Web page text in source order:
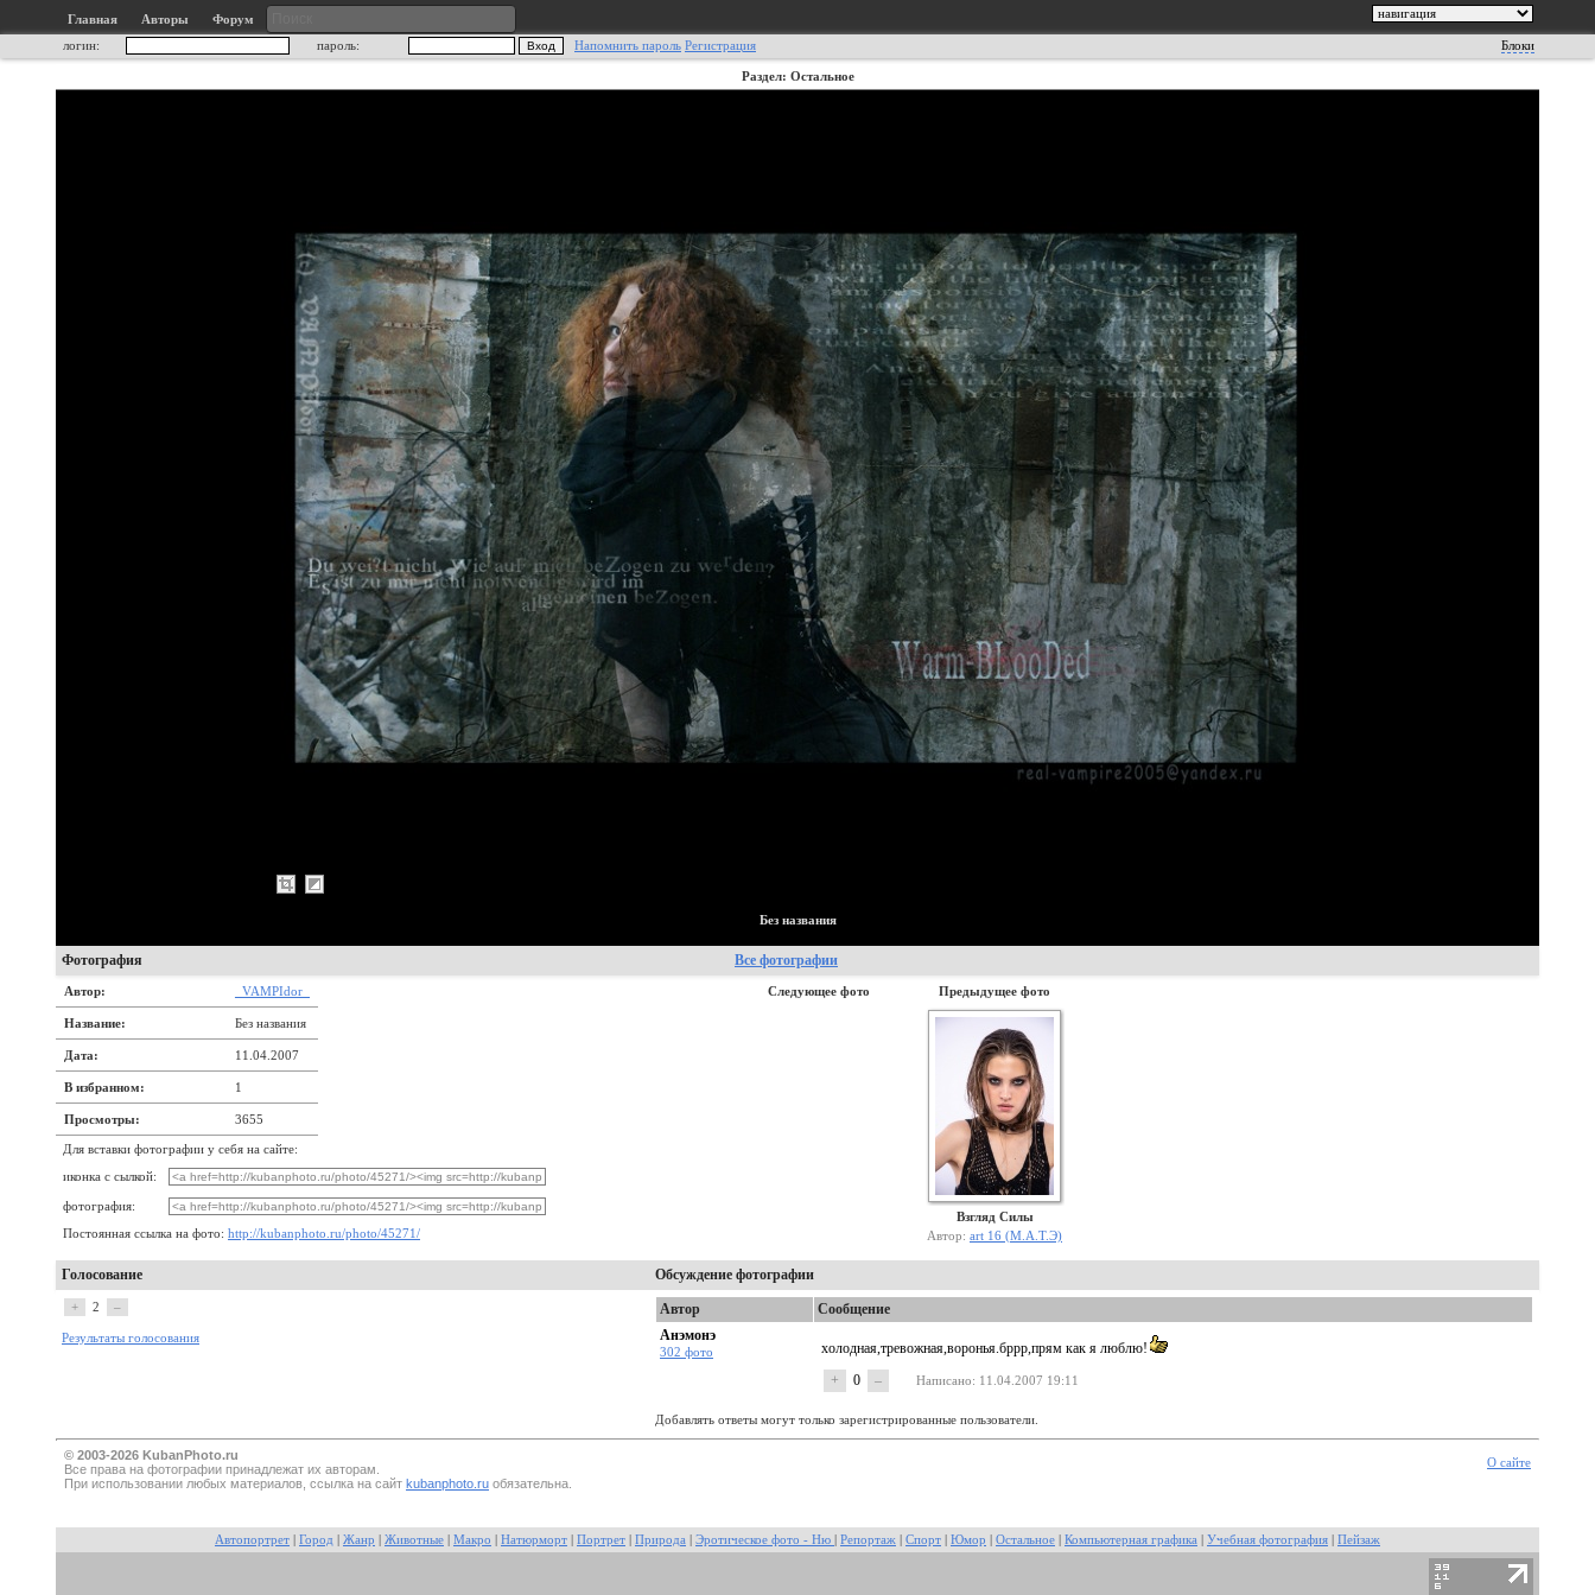
Главная Авторы
Форум
логин:
пароль: Напомнить пароль Регистрация Блоки
Раздел: Остальное
Без названия
Фотография Все фотографии
Автор: _VAMPIdor_
Название: Без названия
Дата: 11.04.2007
В избранном: 1
Просмотры: 3655
Для вставки фотографии у себя на сайте:
иконка с сылкой:
фотография:
Постоянная ссылка на фото: http://kubanphoto.ru/photo/45271/
Следующее фото Предыдущее фото
Взгляд Силы
Автор: art 16 (М.А.Т.Э)
Голосование Обсуждение фотографии
+ 2 –
Результаты голосования
Автор
Сообщение
Анэмонэ
302 фото
холодная,тревожная,воронья.бррр,прям как я люблю!
+
0 – Написано: 11.04.2007 19:11
Добавлять ответы могут только зарегистрированные пользователи.
© 2003-2026 KubanPhoto.ru
Все прaва на фотографии принадлежат их авторам.
При использовании любых материалов, ссылка на сайт kubanphoto.ru обязательна.
О сайте
Автопортрет Город Жанр Животные Макро Натюрморт Портрет Природа Эротическое фото - Ню Репортаж Спорт Юмор Остальное Компьютерная графика Учебная фотография Пейзаж